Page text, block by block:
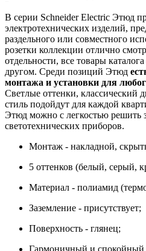
В серии Schneider Electric Этюд
электротехнических изделий,
раздельного или совместного
розетки коллекции отлично
отдельности, все товары
другом. Среди позиций Этюд
монтажа и установки для
Светлые оттенки, классический
стиль подойдут для каждой
Этюд можно с легкостью решить
светотехнических приборов.
Монтаж - накладной,
5 оттенков (белый, серый,
Материал - полиамид
Заземление - присутствует;
Поверхность - глянец;
Гармоничный и спокойный